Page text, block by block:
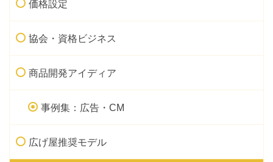
価格設定
協会・資格ビジネス
商品開発アイディア
事例集：広告・CM
広げ屋推奨モデル